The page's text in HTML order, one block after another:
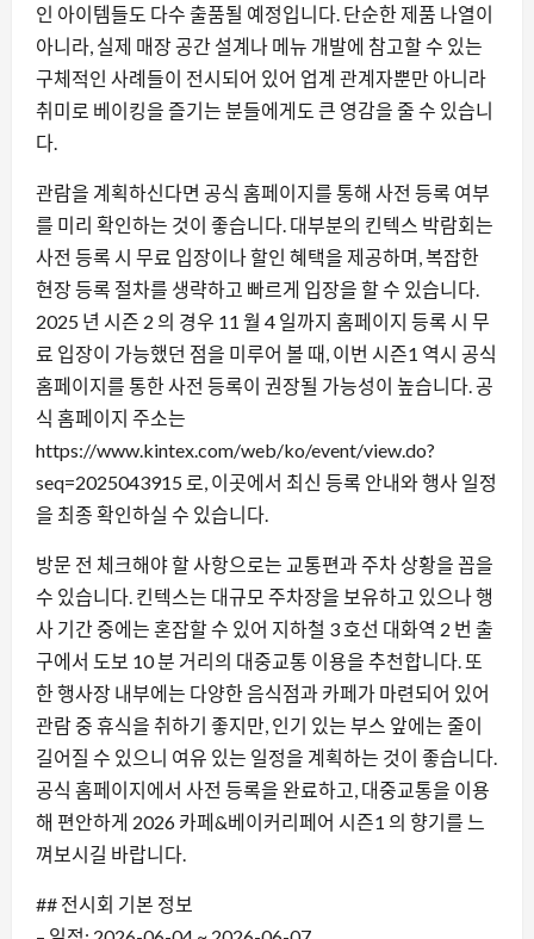
인 아이템들도 다수 출품될 예정입니다. 단순한 제품 나열이
아니라, 실제 매장 공간 설계나 메뉴 개발에 참고할 수 있는
구체적인 사례들이 전시되어 있어 업계 관계자뿐만 아니라
취미로 베이킹을 즐기는 분들에게도 큰 영감을 줄 수 있습니
다.
관람을 계획하신다면 공식 홈페이지를 통해 사전 등록 여부
를 미리 확인하는 것이 좋습니다. 대부분의 킨텍스 박람회는
사전 등록 시 무료 입장이나 할인 혜택을 제공하며, 복잡한
현장 등록 절차를 생략하고 빠르게 입장을 할 수 있습니다.
2025 년 시즌 2 의 경우 11 월 4 일까지 홈페이지 등록 시 무
료 입장이 가능했던 점을 미루어 볼 때, 이번 시즌1 역시 공식
홈페이지를 통한 사전 등록이 권장될 가능성이 높습니다. 공
식 홈페이지 주소는
https://www.kintex.com/web/ko/event/view.do?
seq=2025043915 로, 이곳에서 최신 등록 안내와 행사 일정
을 최종 확인하실 수 있습니다.
방문 전 체크해야 할 사항으로는 교통편과 주차 상황을 꼽을
수 있습니다. 킨텍스는 대규모 주차장을 보유하고 있으나 행
사 기간 중에는 혼잡할 수 있어 지하철 3 호선 대화역 2 번 출
구에서 도보 10 분 거리의 대중교통 이용을 추천합니다. 또
한 행사장 내부에는 다양한 음식점과 카페가 마련되어 있어
관람 중 휴식을 취하기 좋지만, 인기 있는 부스 앞에는 줄이
길어질 수 있으니 여유 있는 일정을 계획하는 것이 좋습니다.
공식 홈페이지에서 사전 등록을 완료하고, 대중교통을 이용
해 편안하게 2026 카페&베이커리페어 시즌1 의 향기를 느
껴보시길 바랍니다.
## 전시회 기본 정보